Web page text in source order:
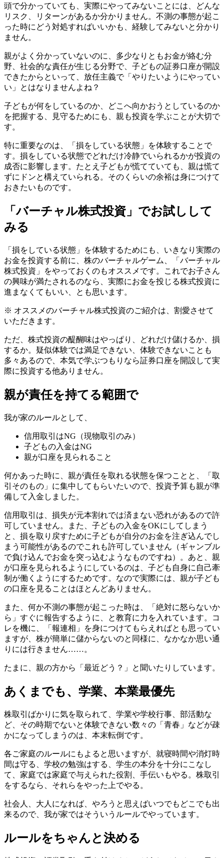
頭で分かっていても、実際にやってみないことには、どんな
リスク、リターンがあるか分かりません。不測の事態が起こ
った時にどう対処すればいいかも、経験してみないと分かり
ません。
親がよく分かっていないのに、多少なりともお金が絡む分
野、社会的な責任が生じる分野で、子どもの証券口座が開設
できたからといって、放任主義で「やりたいようにやってい
い」とはなりませんよね？
子どもが何をしているのか、どこへ向かおうとしているのか
を把握する、見守るためにも、親も投資を学ぶことが大切で
す。
特に重要なのは、「損をしている状態」を体験することで
す。損をしている状態でどれだけ冷静でいられるかが投資の
成否に影響します。たとえ子どもが慌てていても、親は慌て
ずにドンと構えていられる。そのくらいの余裕は身につけて
おきたいものです。
「バーチャル株式投資」でお試しして
みる
「損をしている状態」を体験するためにも、いきなり実際の
お金を投資する前に、株のバーチャルゲーム、「バーチャル
株式投資」をやっておくのもオススメです。これでお子さん
の興味が満たされるのなら、実際にお金を投じる株式投資に
進まなくてもいい、とも思います。
※ オススメのバーチャル株式投資のご紹介は、割愛させて
いただきます。
ただ、株式投資の醍醐味はやっぱり、どれだけ儲けるか、損
するか。疑似体験では満足できない、体験できないことも
多々あるので、本気で学ぶつもりなら証券口座を開設して実
際に投資する他ありません。
親が責任を持てる範囲で
我が家のルールとして、
信用取引はNG（現物取引のみ）
子どもの入金はNG
親が口座を見られること
何かあった時に、親が責任を取れる状態を保つことと、「取
引そのもの」に集中してもらいたいので、投資予算も親が準
備して入金しました。
信用取引は、損失が元本割れでは済まない恐れがあるので許
可していません。また、子どもの入金をOKにしてしまう
と、損を取り戻すために子どもが自分のお金を注ぎ込んでし
まう可能性があるのでこれも許可していません（ギャンブル
で負け込んでお金を突っ込むようなものですね）。あと、親
が口座を見られるようにしているのは、子ども自身に自己牽
制が働くようにするためです。なので実際には、親が子ども
の口座を見ることはほとんどありません。
また、何か不測の事態が起こった時は、「絶対に怒らないか
ら」すぐに報告するように、と教育に力を入れています。コ
レを機に、「報連相」を身につけてもらえればとも思ってい
ますが、株が簡単に儲からないのと同様に、なかなか思い通
りには行きません……。
たまに、親の方から「最近どう？」と聞いたりしています。
あくまでも、学業、本業最優先
株取引ばかりに気を取られて、学業や学校行事、部活動な
ど、その時期でないと体験できない数々の「青春」などが疎
かになってしまうのは、本末転倒です。
各ご家庭のルールにもよると思いますが、就寝時間や消灯時
間は守る、学校の勉強はする、学生の本分を十分にこなし
て、家庭では家庭で与えられた役割、手伝いもやる。株取引
をするなら、それらをやった上でやる。
社会人、大人になれば、やろうと思えばいつでもどこでも出
来るので、我が家ではそういうルールでやっています。
ルールをちゃんと決める